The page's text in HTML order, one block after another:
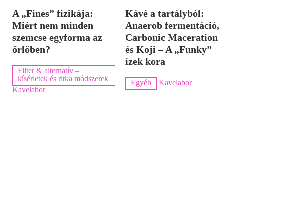
A „Fines” fizikája:
Miért nem minden
szemcse egyforma az
őrlőben?
Filter & alternatív –
kísérletek és ritka módszerek
Kavelabor
Kávé a tartályból:
Anaerob fermentáció,
Carbonic Maceration
és Koji – A „Funky”
ízek kora
Egyéb Kavelabor